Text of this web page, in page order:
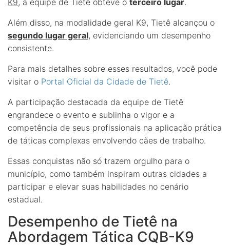
Além disso, na modalidade geral K9, Tietê alcançou o
segundo lugar geral, evidenciando um desempenho
consistente.
Para mais detalhes sobre esses resultados, você pode
visitar o Portal Oficial da Cidade de Tietê.
A participação destacada da equipe de Tietê
engrandece o evento e sublinha o vigor e a
competência de seus profissionais na aplicação prática
de táticas complexas envolvendo cães de trabalho.
Essas conquistas não só trazem orgulho para o
município, como também inspiram outras cidades a
participar e elevar suas habilidades no cenário
estadual.
Desempenho de Tietê na
Abordagem Tática CQB-K9